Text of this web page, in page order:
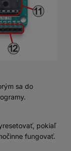
sa do
pokiaľ
fungovať.